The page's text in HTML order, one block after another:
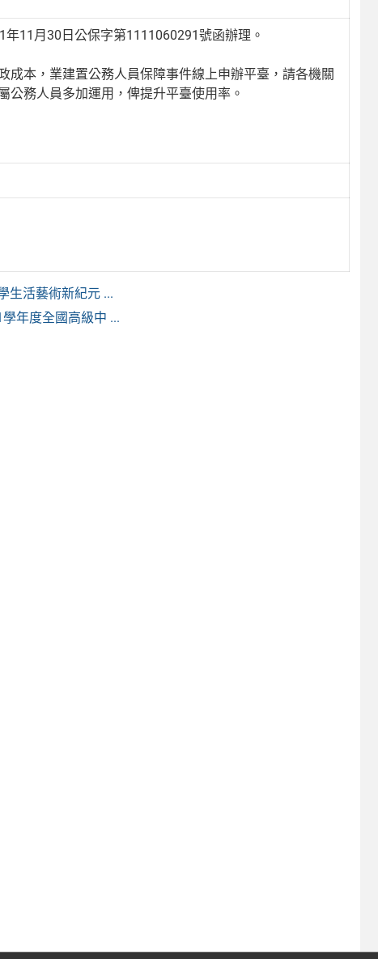
11月30日公保字第1111060291號函辦理。
本，業建置公務人員保障事件線上申辦平臺，請各機關
公務人員多加運用，俾提升平臺使用率。
生活藝術新紀元 ...
年度全國高級中 ...